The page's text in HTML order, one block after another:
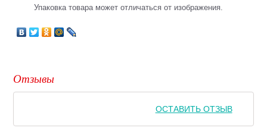
Упаковка товара может отличаться от изображения.
Отзывы
ОСТАВИТЬ ОТЗЫВ